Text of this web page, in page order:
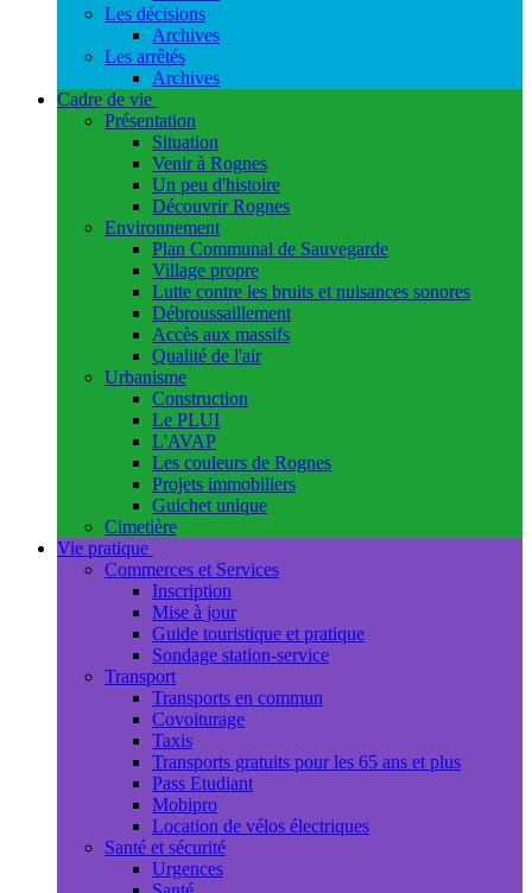
Les décisions
Archives
Les arrêtés
Archives
Cadre de vie
Présentation
Situation
Venir à Rognes
Un peu d'histoire
Découvrir Rognes
Environnement
Plan Communal de Sauvegarde
Village propre
Lutte contre les bruits et nuisances sonores
Débroussaillement
Accès aux massifs
Qualité de l'air
Urbanisme
Construction
Le PLUI
L'AVAP
Les couleurs de Rognes
Projets immobiliers
Guichet unique
Cimetière
Vie pratique
Commerces et Services
Inscription
Mise à jour
Guide touristique et pratique
Sondage station-service
Transport
Transports en commun
Covoiturage
Taxis
Transports gratuits pour les 65 ans et plus
Pass Etudiant
Mobipro
Location de vélos électriques
Santé et sécurité
Urgences